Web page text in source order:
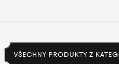
VŠECHNY PRODUKTY Z